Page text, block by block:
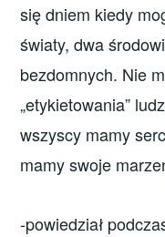
się dniem kiedy
światy, dwa
bezdomnych. Nie
„etykietowania”
wszyscy mamy
mamy swoje
-powiedział